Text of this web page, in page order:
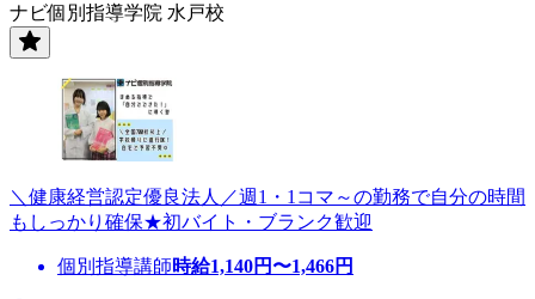
ナビ個別指導学院 水戸校
＼健康経営認定優良法人／週1・1コマ～の勤務で自分の時間
もしっかり確保★初バイト・ブランク歓迎
個別指導講師時給1,140円〜1,466円